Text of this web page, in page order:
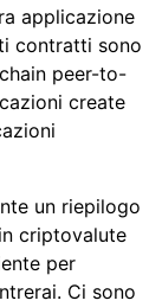
applicazione
contratti sono
peer-to-
create
un riepilogo
criptovalute
per
Ci sono